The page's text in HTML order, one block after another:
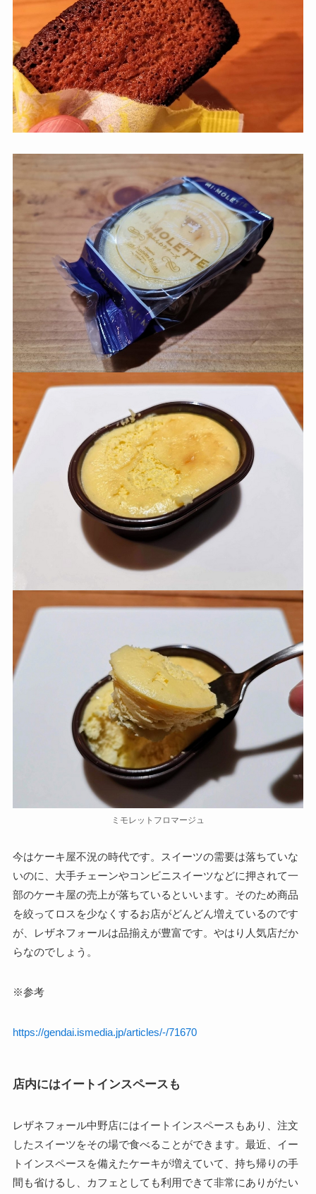
ミモレットフロマージュ
今はケーキ屋不況の時代です。スイーツの需要は落ちていな
いのに、大手チェーンやコンビニスイーツなどに押されて一
部のケーキ屋の売上が落ちているといいます。そのため商品
を絞ってロスを少なくするお店がどんどん増えているのです
が、レザネフォールは品揃えが豊富です。やはり人気店だか
らなのでしょう。
※参考
https://gendai.ismedia.jp/articles/-/71670
店内にはイートインスペースも
レザネフォール中野店にはイートインスペースもあり、注文
したスイーツをその場で食べることができます。最近、イー
トインスペースを備えたケーキが増えていて、持ち帰りの手
間も省けるし、カフェとしても利用できて非常にありがたい